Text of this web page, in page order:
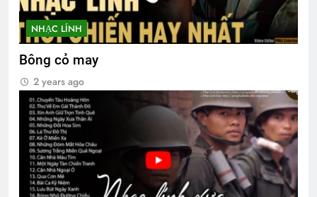
NHẠC LÍNH
Bông cỏ may
2 years ago